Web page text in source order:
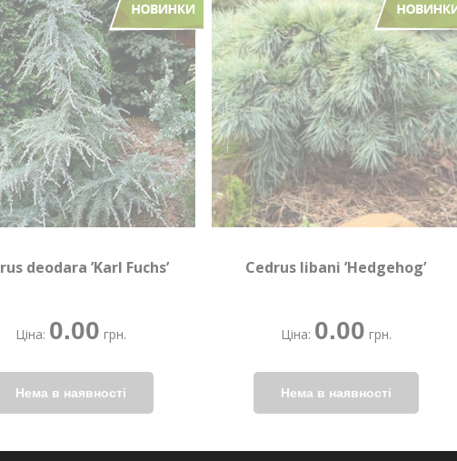
deodara ’Karl Fuchs’
Ціна: 0.00 грн.
Cedrus libani ’Hedgehog’
Ціна: 0.00 грн.